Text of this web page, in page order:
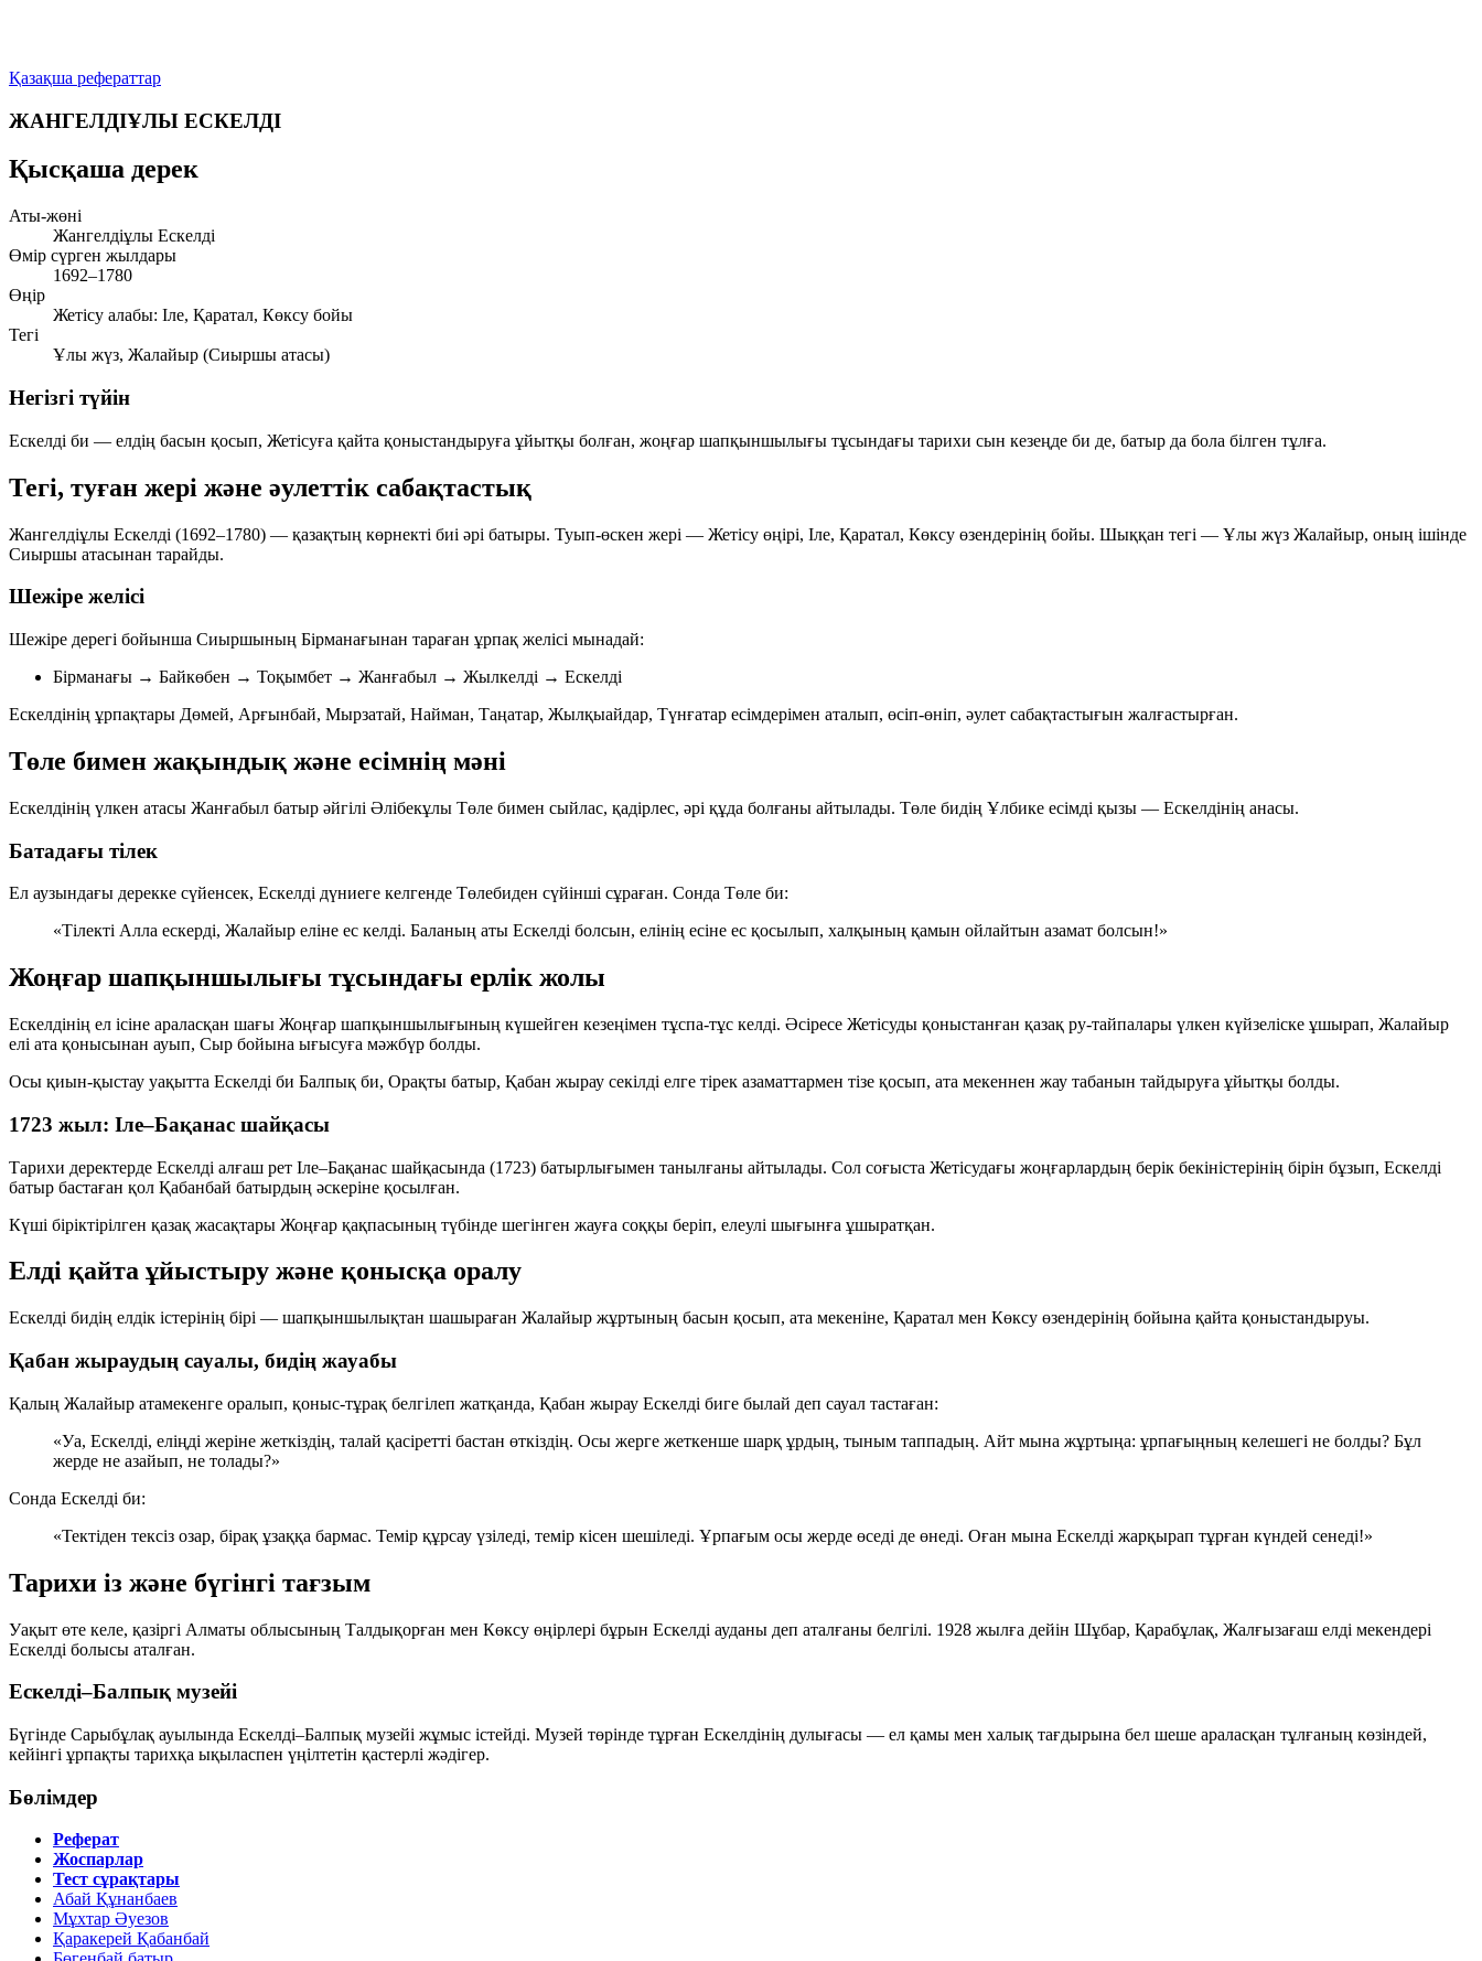
Қазақша рефераттар
ЖАНГЕЛДІҰЛЫ ЕСКЕЛДІ
Қысқаша дерек
Аты-жөні
Жангелдіұлы Ескелді
Өмір сүрген жылдары
1692–1780
Өңір
Жетісу алабы: Іле, Қаратал, Көксу бойы
Тегі
Ұлы жүз, Жалайыр (Сиыршы атасы)
Негізгі түйін
Ескелді би — елдің басын қосып, Жетісуға қайта қоныстандыруға ұйытқы болған, жоңғар шапқыншылығы тұсындағы тарихи сын кезеңде би де, батыр да бола білген тұлға.
Тегі, туған жері және әулеттік сабақтастық
Жангелдіұлы Ескелді (1692–1780) — қазақтың көрнекті биі әрі батыры. Туып-өскен жері — Жетісу өңірі, Іле, Қаратал, Көксу өзендерінің бойы. Шыққан тегі — Ұлы жүз Жалайыр, оның ішінде
Сиыршы атасынан тарайды.
Шежіре желісі
Шежіре дерегі бойынша Сиыршының Бірманағынан тараған ұрпақ желісі мынадай:
Бірманағы → Байкөбен → Тоқымбет → Жанғабыл → Жылкелді → Ескелді
Ескелдінің ұрпақтары Дөмей, Арғынбай, Мырзатай, Найман, Таңатар, Жылқыайдар, Түнғатар есімдерімен аталып, өсіп-өніп, әулет сабақтастығын жалғастырған.
Төле бимен жақындық және есімнің мәні
Ескелдінің үлкен атасы Жанғабыл батыр әйгілі Әлібекұлы Төле бимен сыйлас, қадірлес, әрі құда болғаны айтылады. Төле бидің Ұлбике есімді қызы — Ескелдінің анасы.
Батадағы тілек
Ел аузындағы дерекке сүйенсек, Ескелді дүниеге келгенде Төлебиден сүйінші сұраған. Сонда Төле би:
«Тілекті Алла ескерді, Жалайыр еліне ес келді. Баланың аты Ескелді болсын, елінің есіне ес қосылып, халқының қамын ойлайтын азамат болсын!»
Жоңғар шапқыншылығы тұсындағы ерлік жолы
Ескелдінің ел ісіне араласқан шағы Жоңғар шапқыншылығының күшейген кезеңімен тұспа-тұс келді. Әсіресе Жетісуды қоныстанған қазақ ру-тайпалары үлкен күйзеліске ұшырап, Жалайыр
елі ата қонысынан ауып, Сыр бойына ығысуға мәжбүр болды.
Осы қиын-қыстау уақытта Ескелді би Балпық би, Орақты батыр, Қабан жырау секілді елге тірек азаматтармен тізе қосып, ата мекеннен жау табанын тайдыруға ұйытқы болды.
1723 жыл: Іле–Бақанас шайқасы
Тарихи деректерде Ескелді алғаш рет Іле–Бақанас шайқасында (1723) батырлығымен танылғаны айтылады. Сол соғыста Жетісудағы жоңғарлардың берік бекіністерінің бірін бұзып, Ескелді
батыр бастаған қол Қабанбай батырдың әскеріне қосылған.
Күші біріктірілген қазақ жасақтары Жоңғар қақпасының түбінде шегінген жауға соққы беріп, елеулі шығынға ұшыратқан.
Елді қайта ұйыстыру және қонысқа оралу
Ескелді бидің елдік істерінің бірі — шапқыншылықтан шашыраған Жалайыр жұртының басын қосып, ата мекеніне, Қаратал мен Көксу өзендерінің бойына қайта қоныстандыруы.
Қабан жыраудың сауалы, бидің жауабы
Қалың Жалайыр атамекенге оралып, қоныс-тұрақ белгілеп жатқанда, Қабан жырау Ескелді биге былай деп сауал тастаған:
«Уа, Ескелді, еліңді жеріне жеткіздің, талай қасіретті бастан өткіздің. Осы жерге жеткенше шарқ ұрдың, тыным таппадың. Айт мына жұртыңа: ұрпағыңның келешегі не болды? Бұл
жерде не азайып, не толады?»
Сонда Ескелді би:
«Тектіден тексіз озар, бірақ ұзаққа бармас. Темір құрсау үзіледі, темір кісен шешіледі. Ұрпағым осы жерде өседі де өнеді. Оған мына Ескелді жарқырап тұрған күндей сенеді!»
Тарихи із және бүгінгі тағзым
Уақыт өте келе, қазіргі Алматы облысының Талдықорған мен Көксу өңірлері бұрын Ескелді ауданы деп аталғаны белгілі. 1928 жылға дейін Шұбар, Қарабұлақ, Жалғызағаш елді мекендері
Ескелді болысы аталған.
Ескелді–Балпық музейі
Бүгінде Сарыбұлақ ауылында Ескелді–Балпық музейі жұмыс істейді. Музей төрінде тұрған Ескелдінің дулығасы — ел қамы мен халық тағдырына бел шеше араласқан тұлғаның көзіндей,
кейінгі ұрпақты тарихқа ықыласпен үңілтетін қастерлі жәдігер.
Бөлімдер
Реферат
Жоспарлар
Тест сұрақтары
Абай Құнанбаев
Мұхтар Әуезов
Қаракерей Қабанбай